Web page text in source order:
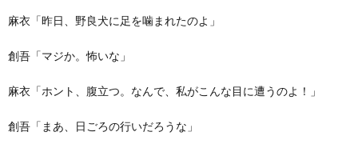
麻衣「昨日、野良犬に足を噛まれたのよ」
創吾「マジか。怖いな」
麻衣「ホント、腹立つ。なんで、私がこんな目に遭うのよ！」
創吾「まあ、日ごろの行いだろうな」